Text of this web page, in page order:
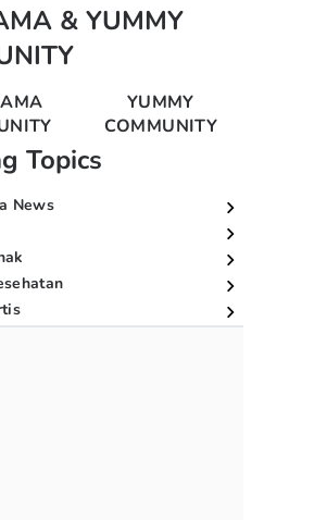
& YUMMY
YUMMY
COMMUNITY
Topics
News